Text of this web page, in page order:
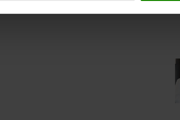
te personaliseren, om functies voor social
informatie over uw gebruik van onze site met
van uw gebruik van hun services. U gaat